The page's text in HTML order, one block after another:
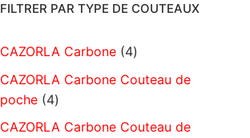
FILTRER PAR TYPE DE COUTEAUX
CAZORLA Carbone 4
CAZORLA Carbone Couteau de
poche 4
CAZORLA Carbone Couteau de